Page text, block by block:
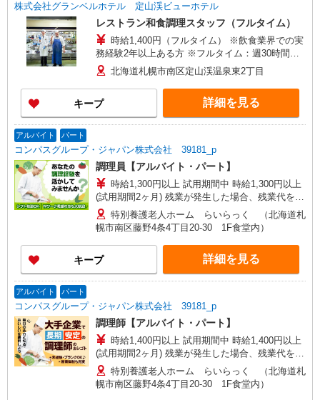
株式会社グランベルホテル 定山渓ビューホテル
レストラン和食調理スタッフ（フルタイム）
時給1,400円（フルタイム） ※飲食業界での実
務経験2年以上ある方 ※フルタイム：週30時間以
上勤務可能の方（社会保険加入有）
北海道札幌市南区定山渓温泉東2丁目
キープ 詳細を見る
アルバイト パート
コンパスグループ・ジャパン株式会社 39181_p
調理員【アルバイト・パート】
時給1,300円以上 試用期間中 時給1,300円以上
(試用期間2ヶ月) 残業が発生した場合、残業代を1
分単位で別途支給します。
特別養護老人ホーム らいらっく （北海道札
幌市南区藤野4条4丁目20-30 1F食堂内）
キープ 詳細を見る
アルバイト パート
コンパスグループ・ジャパン株式会社 39181_p
調理師【アルバイト・パート】
時給1,400円以上 試用期間中 時給1,400円以上
(試用期間2ヶ月) 残業が発生した場合、残業代を1
分単位で別途支給します。
特別養護老人ホーム らいらっく （北海道札
幌市南区藤野4条4丁目20-30 1F食堂内）